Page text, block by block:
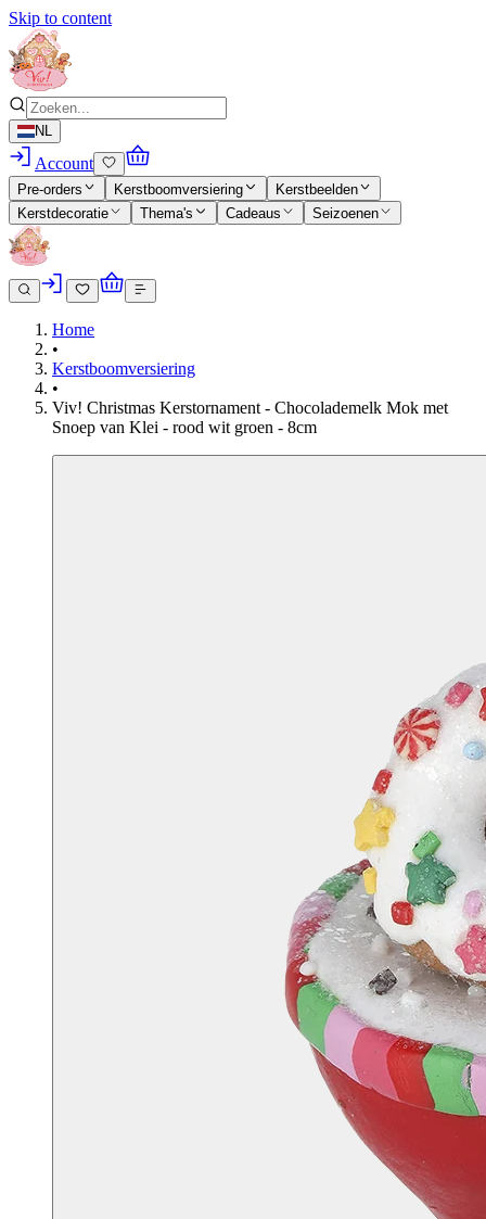
Skip to content
NL
Account
Pre-orders Kerstboomversiering
Kerstbeelden
Kerstdecoratie
Thema's Cadeaus Seizoenen
Home
•
Kerstboomversiering
•
Viv! Christmas Kerstornament - Chocolademelk Mok met
Snoep van Klei - rood wit groen - 8cm